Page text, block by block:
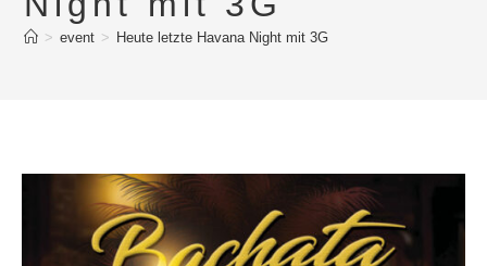
> event > Heute letzte Havana Night mit 3G